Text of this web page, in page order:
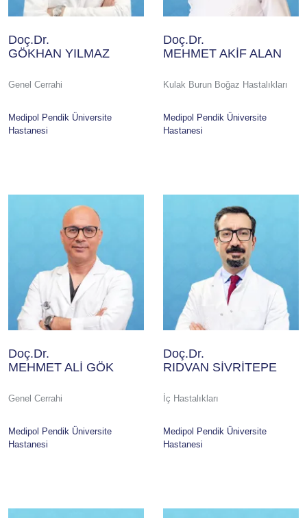
Doç.Dr.
GÖKHAN YILMAZ
Genel Cerrahi
Medipol Pendik Üniversite
Hastanesi
Doç.Dr.
MEHMET AKİF ALAN
Kulak Burun Boğaz Hastalıkları
Medipol Pendik Üniversite
Hastanesi
Doç.Dr.
MEHMET ALİ GÖK
Genel Cerrahi
Medipol Pendik Üniversite
Hastanesi
Doç.Dr.
RIDVAN SİVRİTEPE
İç Hastalıkları
Medipol Pendik Üniversite
Hastanesi